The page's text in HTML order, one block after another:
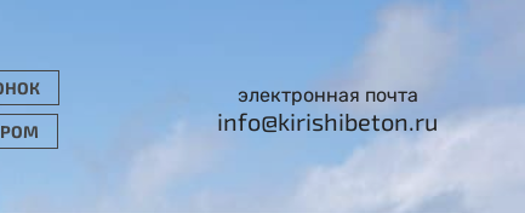
электронная почта
info@kirishibeton.ru